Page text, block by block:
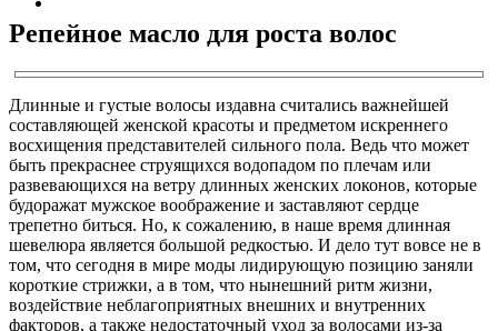
Репейное масло для роста волос
Длинные и густые волосы издавна считались важнейшей
составляющей женской красоты и предметом искреннего
восхищения представителей сильного пола. Ведь что может
быть прекраснее струящихся водопадом по плечам или
развевающихся на ветру длинных женских локонов, которые
будоражат мужское воображение и заставляют сердце
трепетно биться. Но, к сожалению, в наше время длинная
шевелюра является большой редкостью. И дело тут вовсе не в
том, что сегодня в мире моды лидирующую позицию заняли
короткие стрижки, а в том, что нынешний ритм жизни,
воздействие неблагоприятных внешних и внутренних
факторов, а также недостаточный уход за волосами из-за